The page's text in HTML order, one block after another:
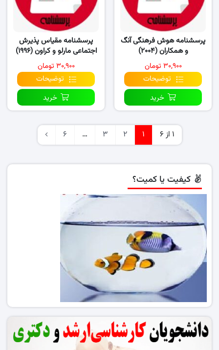
پرسشنامه هوش فرهنگی آنگ
و همکاران (۲۰۰۴)
۳۰,۹۰۰ تومان
توضیحات
خرید
پرسشنامه مقیاس پذیرش
اجتماعی مارلو و کراون (۱۹۹۶)
۳۰,۹۰۰ تومان
توضیحات
خرید
1 از 6 1
2
3
…
6
کیفیت یا کمیت؟